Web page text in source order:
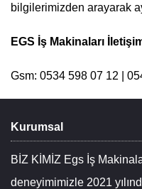
bilgilerimizden arayarak
EGS İş Makinaları
Gsm: 0534 598 07 12 |
Kurumsal
BİZ KİMİZ Egs İş
deneyimimizle 2021